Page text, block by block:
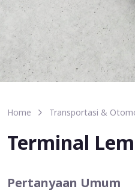
Home Transportasi &
Terminal
Pertanyaan Umum